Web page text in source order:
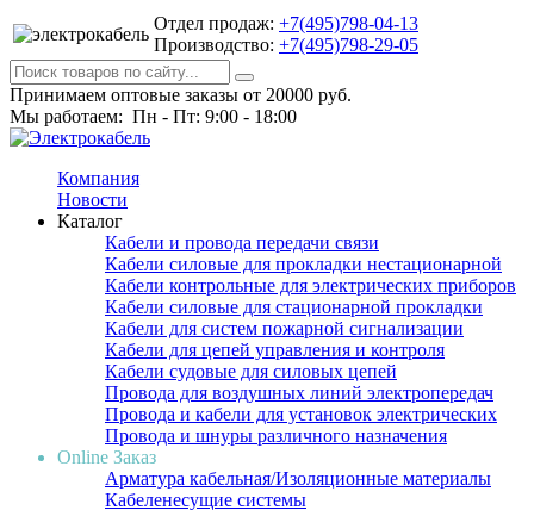
Отдел продаж: +7(495)798-04-13
Производство: +7(495)798-29-05
Принимаем оптовые заказы от 20000 руб.
Мы работаем: Пн - Пт: 9:00 - 18:00
Компания
Новости
Каталог
Кабели и провода передачи связи
Кабели силовые для прокладки нестационарной
Кабели контрольные для электрических приборов
Кабели силовые для стационарной прокладки
Кабели для систем пожарной сигнализации
Кабели для цепей управления и контроля
Кабели судовые для силовых цепей
Провода для воздушных линий электропередач
Провода и кабели для установок электрических
Провода и шнуры различного назначения
Online Заказ
Арматура кабельная/Изоляционные материалы
Кабеленесущие системы